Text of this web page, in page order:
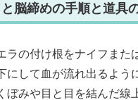
脳締めの手順と道具
ラの付け根をナイフまた
にして血が流れ出るよう
ぼみや目と目を結んだ線